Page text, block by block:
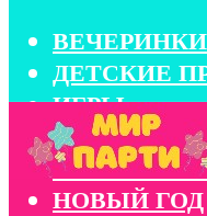
ВЕЧЕРИНКИ
ДЕТСКИЕ
ИГРЫ
КОНКУРСЫ
НОВЫЙ ГОД